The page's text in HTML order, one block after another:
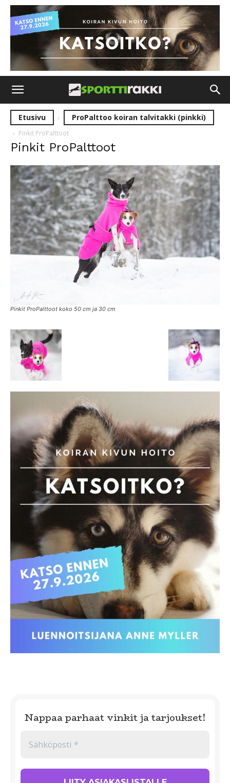
Etusivu ProPalttoo koiran talvitakki (pinkki)
Pinkit ProPalttoot
Pinkit ProPalttoot
Pinkit ProPalttoot koko 50 cm ja 30 cm
Nappaa parhaat vinkit ja tarjoukset!